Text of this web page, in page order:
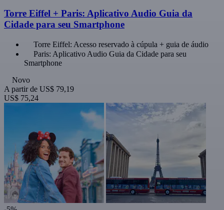
Torre Eiffel + Paris: Aplicativo Audio Guia da
Cidade para seu Smartphone
Torre Eiffel: Acesso reservado à cúpula + guia de áudio
Paris: Aplicativo Audio Guia da Cidade para seu
Smartphone
Novo
A partir de US$ 79,19
US$ 75,24